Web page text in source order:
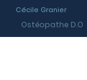
Cécile Granier
Ostéopathe D.O